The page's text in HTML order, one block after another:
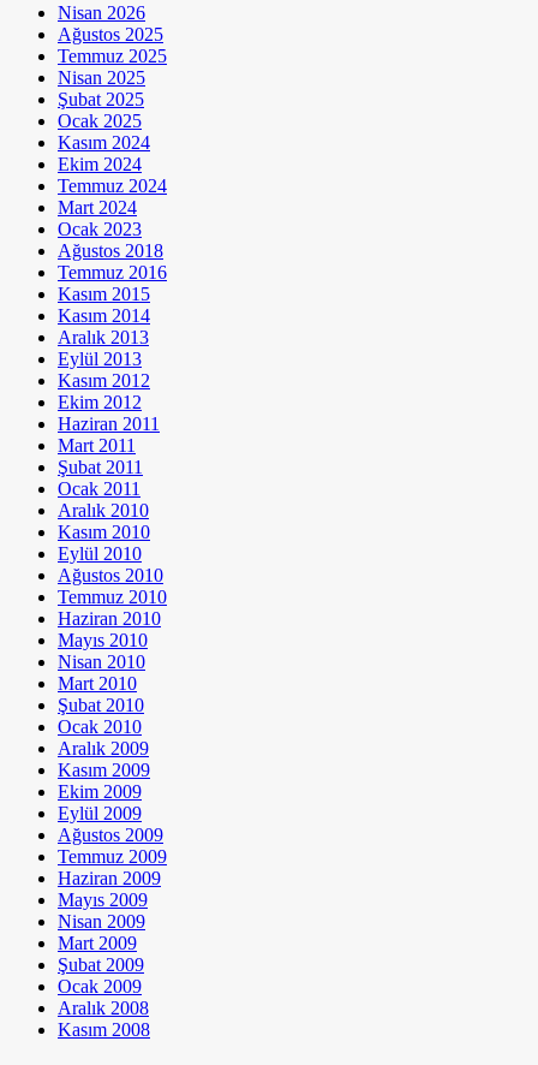
Nisan 2026
Ağustos 2025
Temmuz 2025
Nisan 2025
Şubat 2025
Ocak 2025
Kasım 2024
Ekim 2024
Temmuz 2024
Mart 2024
Ocak 2023
Ağustos 2018
Temmuz 2016
Kasım 2015
Kasım 2014
Aralık 2013
Eylül 2013
Kasım 2012
Ekim 2012
Haziran 2011
Mart 2011
Şubat 2011
Ocak 2011
Aralık 2010
Kasım 2010
Eylül 2010
Ağustos 2010
Temmuz 2010
Haziran 2010
Mayıs 2010
Nisan 2010
Mart 2010
Şubat 2010
Ocak 2010
Aralık 2009
Kasım 2009
Ekim 2009
Eylül 2009
Ağustos 2009
Temmuz 2009
Haziran 2009
Mayıs 2009
Nisan 2009
Mart 2009
Şubat 2009
Ocak 2009
Aralık 2008
Kasım 2008